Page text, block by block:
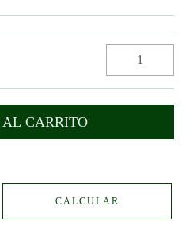
CALCULAR